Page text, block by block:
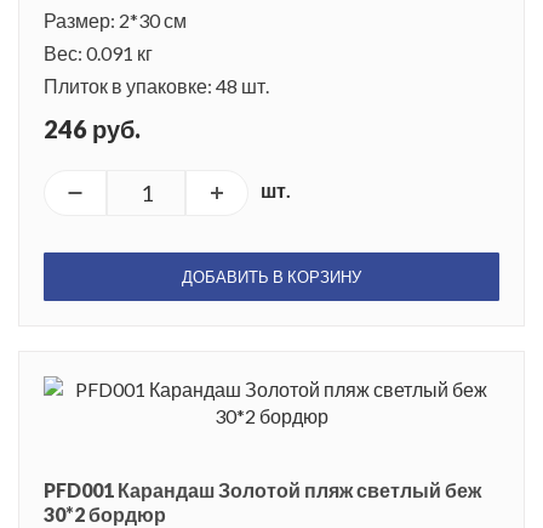
Размер: 2*30 см
Вес: 0.091 кг
Плиток в упаковке: 48 шт.
246 руб.
шт.
ДОБАВИТЬ В КОРЗИНУ
PFD001 Карандаш Золотой пляж светлый беж
30*2 бордюр